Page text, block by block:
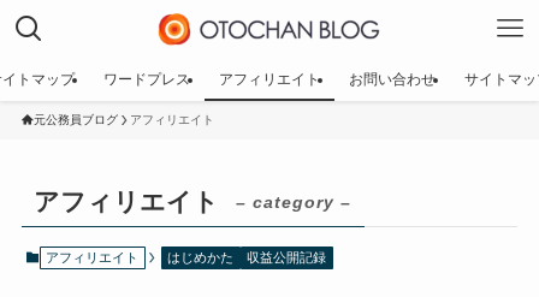
トマップ ワードプレス アフィリエイト お問い合わせ サイトマ
元公務員ブログ アフィリエイト
アフィリエイト – category –
アフィリエイト はじめかた 収益公開記録